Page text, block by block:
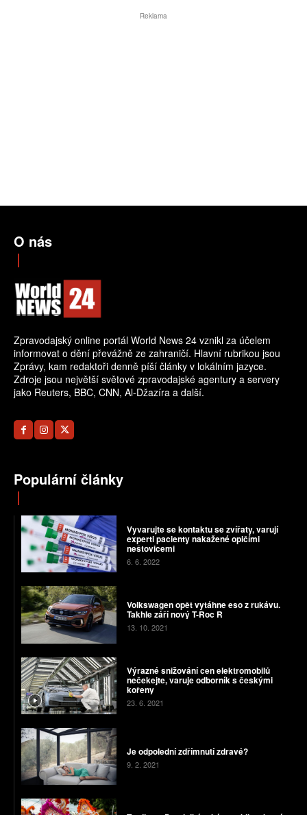
Reklama
O nás
Zpravodajský online portál World News 24 vznikl za účelem
informovat o dění převážně ze zahraničí. Hlavní rubrikou jsou
Zprávy, kam redaktoři denně píší články v lokálním jazyce.
Zdroje jsou největší světové zpravodajské agentury a servery
jako Reuters, BBC, CNN, Al-Džazíra a další.
Populární články
Vyvarujte se kontaktu se zvířaty, varují
experti pacienty nakažené opičími
neštovicemi
6. 6. 2022
Volkswagen opět vytáhne eso z rukávu.
Takhle září nový T-Roc R
13. 10. 2021
Výrazné snižování cen elektromobilů
nečekejte, varuje odborník s českými
kořeny
23. 6. 2021
Je odpolední zdřímnutí zdravé?
9. 2. 2021